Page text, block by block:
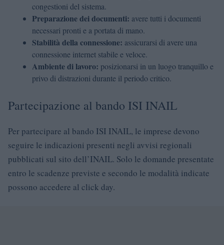
congestioni del sistema.
Preparazione dei documenti: avere tutti i documenti
necessari pronti e a portata di mano.
Stabilità della connessione: assicurarsi di avere una
connessione internet stabile e veloce.
Ambiente di lavoro: posizionarsi in un luogo tranquillo e
privo di distrazioni durante il periodo critico.
Partecipazione al bando ISI INAIL
Per partecipare al bando ISI INAIL, le imprese devono
seguire le indicazioni presenti negli avvisi regionali
pubblicati sul sito dell’INAIL. Solo le domande presentate
entro le scadenze previste e secondo le modalità indicate
possono accedere al click day.